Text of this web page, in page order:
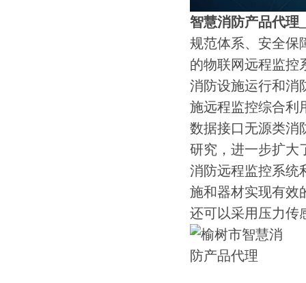
智慧消防产品代理
规范体系、安全保
的物联网远程监控
消防设施运行和消
施远程监控综合利
数据接口无源类消
研究，进一步扩大
消防远程监控系统
施和器材实现有效
还可以采用压力传